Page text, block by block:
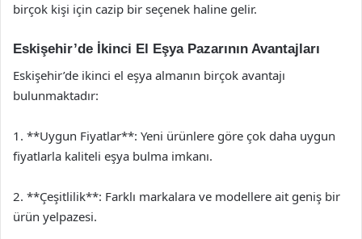
birçok kişi için cazip bir seçenek haline gelir.
Eskişehir’de İkinci El Eşya Pazarının Avantajları
Eskişehir’de ikinci el eşya almanın birçok avantajı
bulunmaktadır:
1. **Uygun Fiyatlar**: Yeni ürünlere göre çok daha uygun
fiyatlarla kaliteli eşya bulma imkanı.
2. **Çeşitlilik**: Farklı markalara ve modellere ait geniş bir
ürün yelpazesi.